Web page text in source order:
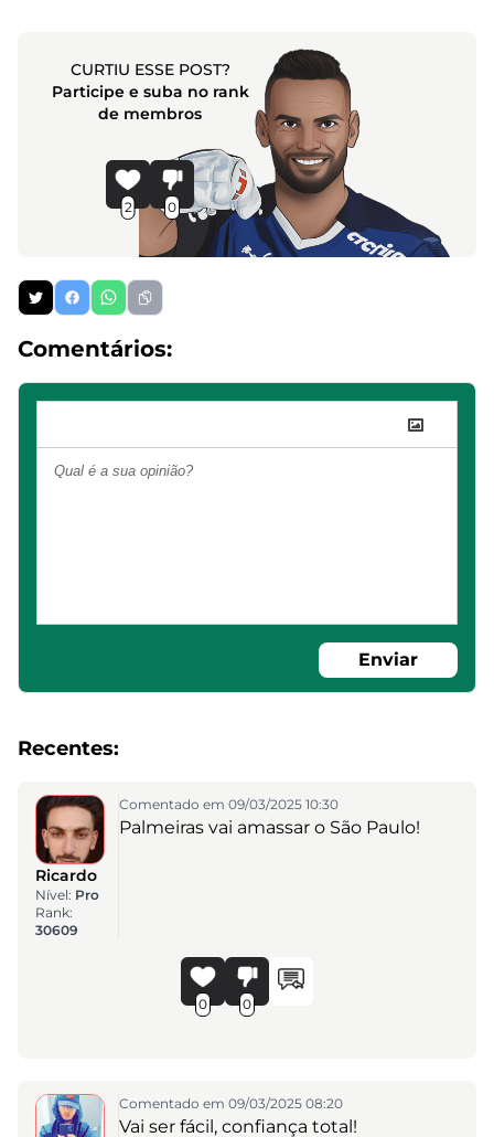
CURTIU ESSE POST?
Participe e suba no rank
de membros
2 0
Comentários:
Enviar
Recentes:
Ricardo
Nível: Pro
Rank:
30609
Comentado em 09/03/2025 10:30
Palmeiras vai amassar o São Paulo!
0 0
Comentado em 09/03/2025 08:20
Vai ser fácil, confiança total!